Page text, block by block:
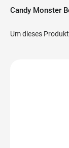
Candy Monster
Um dieses